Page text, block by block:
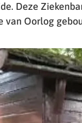
Deze
van Oorlog